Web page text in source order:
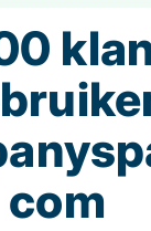
com